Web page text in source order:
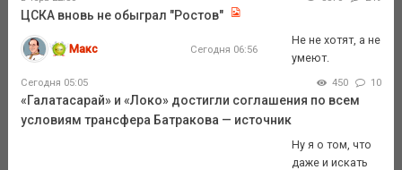
ЦСКА вновь не обыграл "Ростов"
Макс Сегодня 06:56
Не не хотят, а не
умеют.
Сегодня 05:05 450 10
«Галатасарай» и «Локо» достигли соглашения по всем
условиям трансфера Батракова — источник
Ну я о том, что
даже и искать